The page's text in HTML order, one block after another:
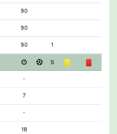
90
90
90 1
S
-
7
-
18